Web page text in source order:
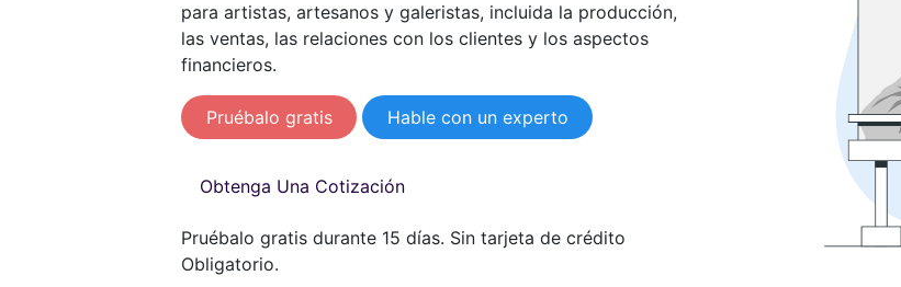
para artistas, artesanos y galeristas, incluida la producción,
las ventas, las relaciones con los clientes y los aspectos
financieros.
Pruébalo gratis Hable con un experto
Obtenga Una Cotización
Pruébalo gratis durante 15 días. Sin tarjeta de crédito
Obligatorio.